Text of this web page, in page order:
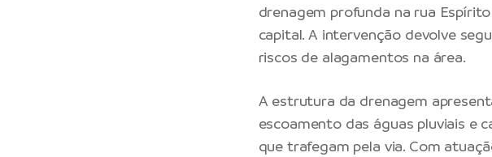
drenagem profunda na rua
capital. A intervenção devolve
riscos de alagamentos na área.
A estrutura da drenagem
escoamento das águas pluviais e
que trafegam pela via. Com